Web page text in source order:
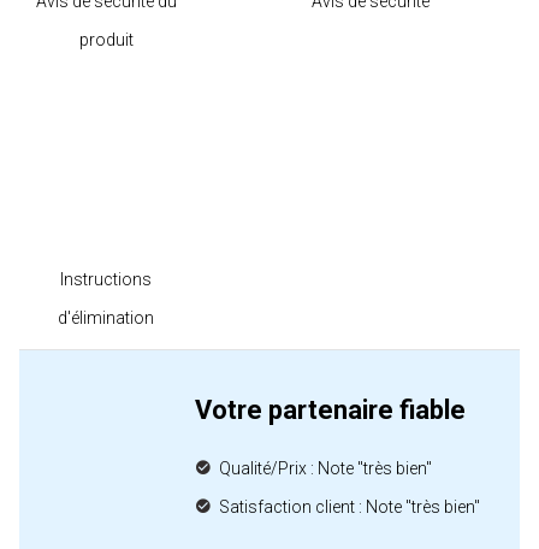
produit
Instructions
d'élimination
Votre partenaire fiable
Qualité/Prix : Note "très bien"
Satisfaction client : Note "très bien"